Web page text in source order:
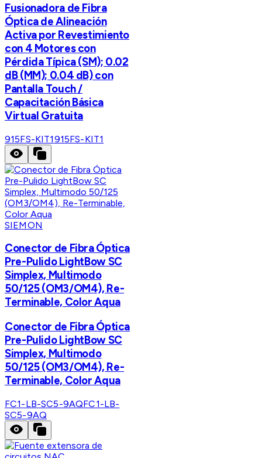
Fusionadora de Fibra
Óptica de Alineación
Activa por Revestimiento
con 4 Motores con
Pérdida Típica (SM); 0.02
dB (MM); 0.04 dB) con
Pantalla Touch /
Capacitación Básica
Virtual Gratuita
915FS-KIT1915FS-KIT1
SIEMON
Conector de Fibra Óptica
Pre-Pulido LightBow SC
Simplex, Multimodo
50/125 (OM3/OM4), Re-
Terminable, Color Aqua
Conector de Fibra Óptica
Pre-Pulido LightBow SC
Simplex, Multimodo
50/125 (OM3/OM4), Re-
Terminable, Color Aqua
FC1-LB-SC5-9AQFC1-LB-
SC5-9AQ